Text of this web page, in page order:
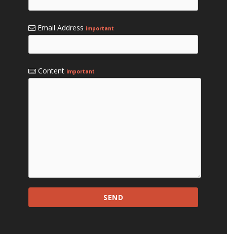
Email Address important
Content important